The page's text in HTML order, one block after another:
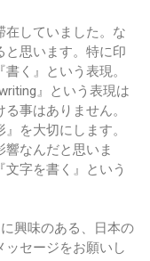
在していました。な
と思います。特に印
く』という表現。
』という表現は
事はありません。
を大切にします。
なんだと思いま
字を書く』という
興味のある、日本の
ッセージをお願いし